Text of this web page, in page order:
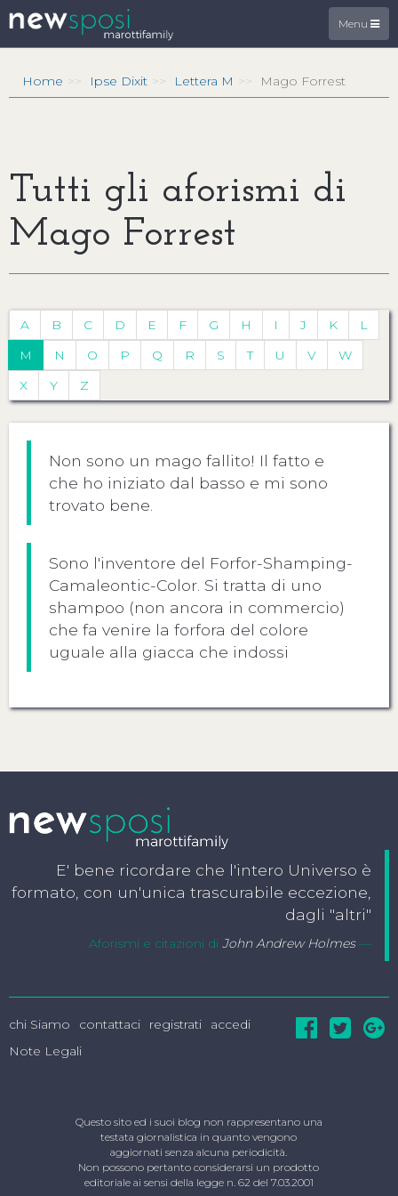
Menu
Home Ipse Dixit Lettera M Mago Forrest
Tutti gli aforismi di
Mago Forrest
A B C D E F G H I J K
L
M
N O P Q R S T U V
W
X
Y Z
Non sono un mago fallito! Il fatto e
che ho iniziato dal basso e mi sono
trovato bene.
Sono l'inventore del Forfor-Shamping-
Camaleontic-Color. Si tratta di uno
shampoo (non ancora in commercio)
che fa venire la forfora del colore
uguale alla giacca che indossi
E' bene ricordare che l'intero Universo è
formato, con un'unica trascurabile eccezione,
dagli "altri"
Aforismi e citazioni di John Andrew Holmes
chi Siamo contattaci registrati
accedi
Note Legali
Questo sito ed i suoi blog non rappresentano una
testata giornalistica in quanto vengono
aggiornati senza alcuna periodicità.
Non possono pertanto considerarsi un prodotto
editoriale ai sensi della legge n. 62 del 7.03.2001